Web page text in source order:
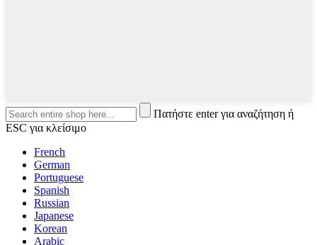
Πατήστε enter για αναζήτηση ή
ESC για κλείσιμο
French
German
Portuguese
Spanish
Russian
Japanese
Korean
Arabic